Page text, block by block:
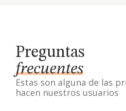
Preguntas
frecuentes
Estas son alguna de las
hacen nuestros usuarios